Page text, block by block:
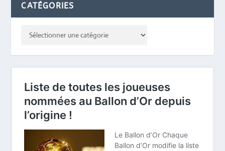
CATÉGORIES